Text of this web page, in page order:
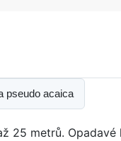
pseudo acaica
25 metrů.